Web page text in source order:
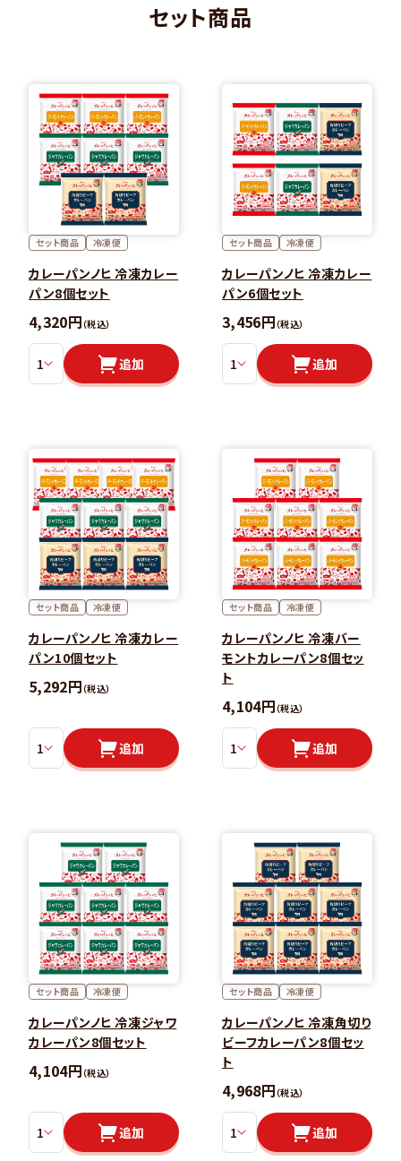
セット商品
セット商品 冷凍便
カレーパンノヒ 冷凍カレー
パン8個セット
4,320円（税込）
追加
セット商品 冷凍便
カレーパンノヒ 冷凍カレー
パン6個セット
3,456円（税込）
追加
セット商品 冷凍便
カレーパンノヒ 冷凍カレー
パン10個セット
5,292円（税込）
追加
セット商品 冷凍便
カレーパンノヒ 冷凍バー
モントカレーパン8個セッ
ト
4,104円（税込）
追加
セット商品 冷凍便
カレーパンノヒ 冷凍ジャワ
カレーパン8個セット
4,104円（税込）
追加
セット商品 冷凍便
カレーパンノヒ 冷凍角切り
ビーフカレーパン8個セッ
ト
4,968円（税込）
追加